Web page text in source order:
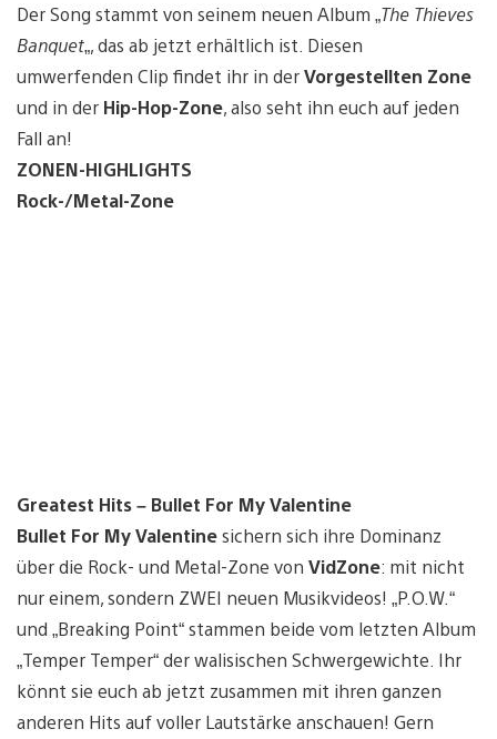
Der Song stammt von seinem neuen Album „The Thieves
Banquet„, das ab jetzt erhältlich ist. Diesen
umwerfenden Clip findet ihr in derVorgestellten Zone
und in der Hip-Hop-Zone, also seht ihn euch auf jeden
Fall an!
ZONEN-HIGHLIGHTS
Rock-/Metal-Zone
Greatest Hits – Bullet For My Valentine
Bullet For My Valentinesichern sich ihre Dominanz
über die Rock- und Metal-Zone von VidZone: mit nicht
nur einem, sondern ZWEI neuen Musikvideos! „P.O.W.“
und „Breaking Point“ stammen beide vom letzten Album
„Temper Temper“ der walisischen Schwergewichte. Ihr
könnt sie euch ab jetzt zusammen mit ihren ganzen
anderen Hits auf voller Lautstärke anschauen! Gern